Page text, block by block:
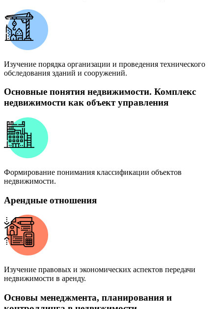
Изучение порядка организации и проведения технического
обследования зданий и сооружений.
Основные понятия недвижимости. Комплекс
недвижимости как объект управления
Формирование понимания классификации объектов
недвижимости.
Арендные отношения
Изучение правовых и экономических аспектов передачи
недвижимости в аренду.
Основы менеджмента, планирования и